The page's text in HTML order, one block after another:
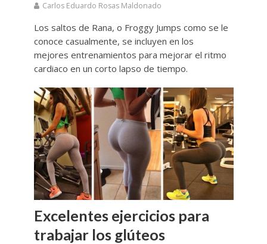
Carlos Eduardo Rosas Maldonado
Los saltos de Rana, o Froggy Jumps como se le
conoce casualmente, se incluyen en los
mejores entrenamientos para mejorar el ritmo
cardiaco en un corto lapso de tiempo.
Excelentes ejercicios para
trabajar los glúteos